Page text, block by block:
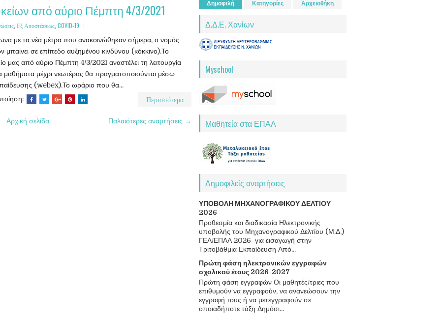
από αύριο Πέμπτη 4/3/2021
, Εξ Αποστάσεως, COVID-19
με τα νέα μέτρα που ανακοινώθηκαν σήμερα, ο νομός
μπαίνει σε επίπεδο αυξημένου κινδύνου (κόκκινο).Το
μας από αύριο Πέμπτη 4/3/2021 αναστέλει τη λειτουργία
μαθήματα μέχρι νεωτέρας θα πραγματοποιούνται μέσω
(webex).Το ωράριο που θα...
Περισσότερα
Παλαιότερες αναρτήσεις →
Αρχική σελίδα
Δημοφιλή Κατηγορίες Αρχειοθήκη
Δ.Δ.Ε. Χανίων
Myschool
Μαθητεία στα ΕΠΑΛ
Δημοφιλείς αναρτήσεις
ΥΠΟΒΟΛΗ ΜΗΧΑΝΟΓΡΑΦΙΚΟΥ ΔΕΛΤΙΟΥ
2026
Προθεσμία και διαδικασία Ηλεκτρονικής
υποβολής του Μηχανογραφικού Δελτίου (Μ.Δ.)
ΓΕΛ/ΕΠΑΛ 2026 για εισαγωγή στην
Τριτοβάθμια Εκπαίδευση Από...
Πρώτη φάση ηλεκτρονικών εγγραφών
σχολικού έτους 2026-2027
Πρώτη φάση εγγραφών Οι μαθητές/τριες που
επιθυμούν να εγγραφούν, να ανανεώσουν την
εγγραφή τους ή να μετεγγραφούν σε
οποιαδήποτε τάξη Δημόσι...